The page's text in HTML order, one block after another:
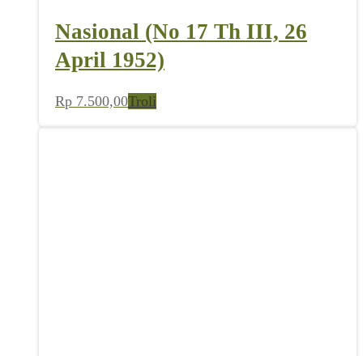
Nasional (No 17 Th III, 26
April 1952)
Rp 7.500,00Troli